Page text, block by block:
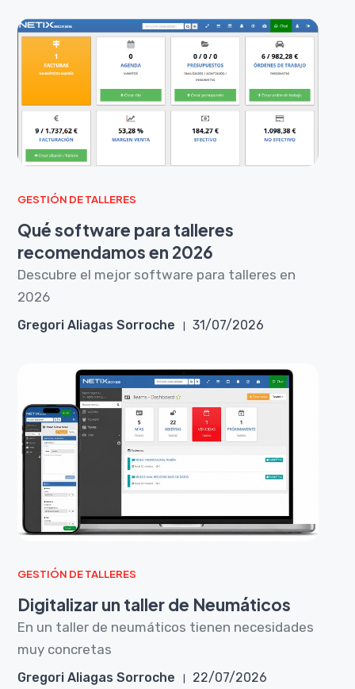
GESTIÓN DE TALLERES
Qué software para talleres
recomendamos en 2026
Descubre el mejor software para talleres en
2026
Gregori Aliagas Sorroche 31/07/2026
GESTIÓN DE TALLERES
Digitalizar un taller de Neumáticos
En un taller de neumáticos tienen necesidades
muy concretas
Gregori Aliagas Sorroche 22/07/2026